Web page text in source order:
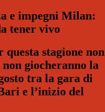
e impegni Milan:
tener vivo
stagione non
giocheranno la
tra la gara di
e l’inizio del